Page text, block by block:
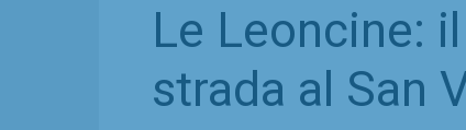
Le Leoncine:
strada al San